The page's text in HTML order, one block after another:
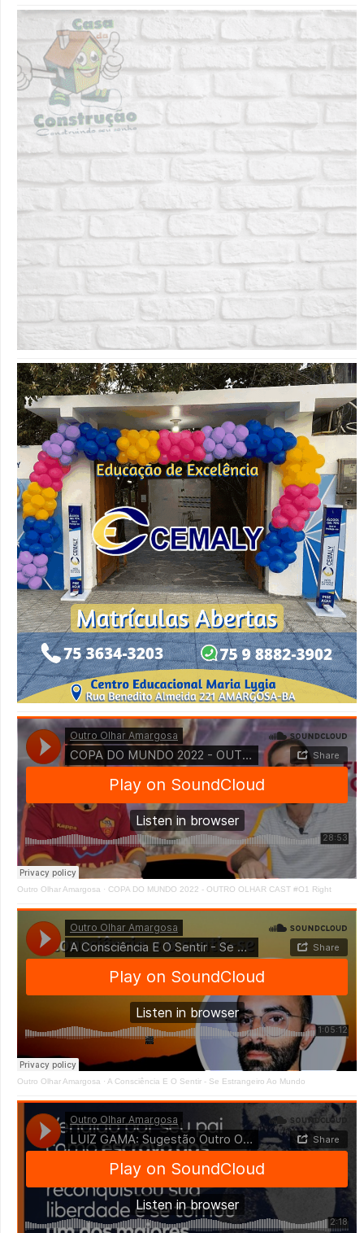
Outro Olhar Amargosa · COPA DO MUNDO 2022 - OUTRO OLHAR CAST #O1 Right
Outro Olhar Amargosa · A Consciência E O Sentir - Se Estrangeiro Ao Mundo